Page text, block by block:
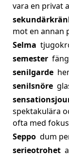
vara en privat
mot en annan
Selma
semester
senilgarde
senilsnöre
spektakulära
ofta med
Seppo dum
serieotrohet